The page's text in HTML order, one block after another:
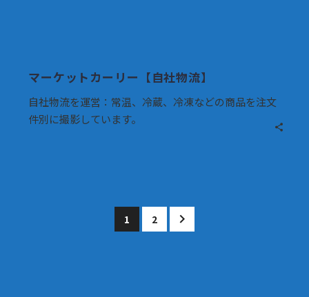
マーケットカーリー【自社物流】
自社物流を運営：常温、冷蔵、冷凍などの商品を注文
件別に撮影しています。
1 2